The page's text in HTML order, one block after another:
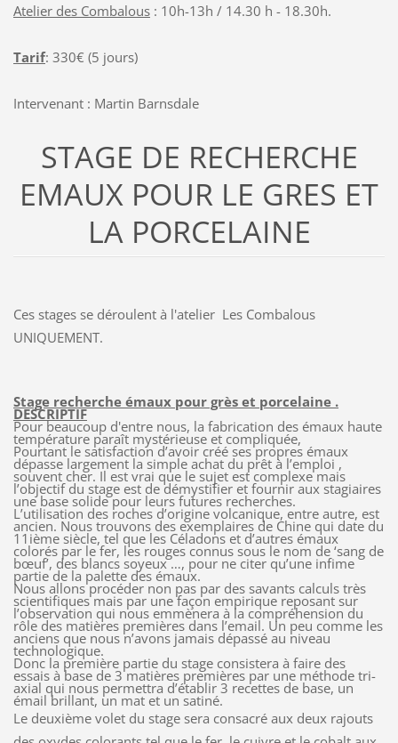
Atelier des Combalous: 10h-13h / 14.30 h - 18.30h.
Tarif: 330€ (5 jours)
Intervenant : Martin Barnsdale
STAGE DE RECHERCHE
EMAUX POUR LE GRES ET
LA PORCELAINE
Ces stages se déroulent à l'atelier Les Combalous
UNIQUEMENT.
Stage recherche émaux pour grès et porcelaine .
DESCRIPTIF
Pour beaucoup d'entre nous, la fabrication des émaux haute
température paraît mystérieuse et compliquée,
Pourtant le satisfaction d’avoir créé ses propres émaux
dépasse largement la simple achat du prêt à l’emploi ,
souvent cher. Il est vrai que le sujet est complexe mais
l’objectif du stage est de démystifier et fournir aux stagiaires
une base solide pour leurs futures recherches.
L’utilisation des roches d’origine volcanique, entre autre, est
ancien. Nous trouvons des exemplaires de Chine qui date du
11ième siècle, tel que les Céladons et d’autres émaux
colorés par le fer, les rouges connus sous le nom de ‘sang de
bœuf’, des blancs soyeux …, pour ne citer qu’une infime
partie de la palette des émaux.
Nous allons procéder non pas par des savants calculs très
scientifiques mais par une façon empirique reposant sur
l’observation qui nous emmènera à la compréhension du
rôle des matières premières dans l’email. Un peu comme les
anciens que nous n’avons jamais dépassé au niveau
technologique.
Donc la première partie du stage consistera à faire des
essais à base de 3 matières premières par une méthode tri-
axial qui nous permettra d’établir 3 recettes de base, un
émail brillant, un mat et un satiné.
Le deuxième volet du stage sera consacré aux deux rajouts